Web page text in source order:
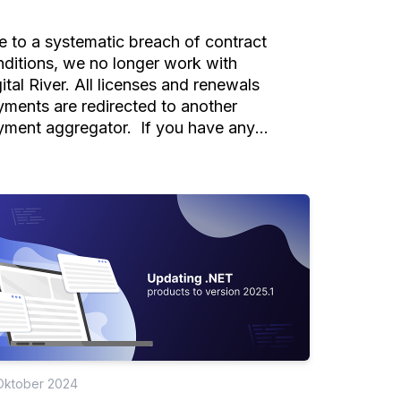
to a systematic breach of contract
we no longer work with
River. All licenses and renewals
are redirected to another
aggregator. If you have any
2024